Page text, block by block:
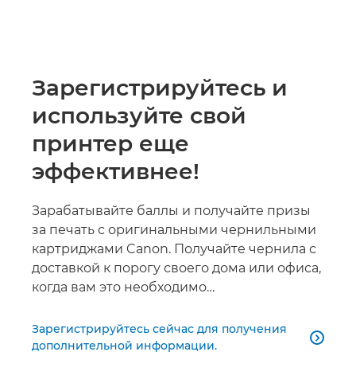
Зарегистрируйтесь и
используйте свой
принтер еще
эффективнее!
Зарабатывайте баллы и получайте призы
за печать с оригинальными чернильными
картриджами Canon. Получайте чернила с
доставкой к порогу своего дома или офиса,
когда вам это необходимо…
Зарегистрируйтесь сейчас для получения
дополнительной информации.
